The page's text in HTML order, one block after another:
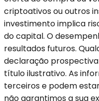
criptoativos ou outros
investimento implica
do capital. O
resultados futuros.
declaração
título ilustrativo. As
terceiros e podem
não garantimos a sua